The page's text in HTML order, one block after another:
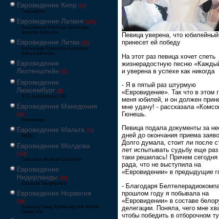
Евровидение Кипр [52]
Γιουροβίζιον
Евровидение Латвия [125]
Eirodziesma Eirovīzija Eirovīzijas
dziesmu konkurss
Евровидение Литва [65]
Eurovizijoje Eurovizija Eurovizijos
dainų konkursas
Евровидение
Лихтенштейн [6]
Евровидение
Люксембург [6]
RTL Luxembourg LSC
Евровидение Македония
[24]
Евровизија
Евровидение Мальта [51]
MESC
Евровидение Молдова
[134]
Concursul Muzical Eurovision
Евровидение
Нидерланды [26]
Eurovisie Songfestival
Евровидение Норвегия
[39]
Eurosong Sang Ryddesalg Nrk Melodi
Grand Prix
Певица уверена, что
принесет ей победу
На этот раз певица хочет спеть
жизнерадостную песню
и уверена в успехе как никогда
- Я в пятый раз штурмую
«Евровидение». Так что в этом
меня юбилей, и он должен
мне удачу! - рассказала
Гюнешь.
Певица подала документы за
дней до окончания приема
Долго думала, стоит ли после
лет испытывать судьбу еще
таки решилась! Причем сегодня
рада, что не выступила на
«Евровидении» в предыдущие
- Благодаря
прошлом году я побывала на
«Евровидении» в составе
делегации. Поняла, чего мне
чтобы победить в отборочном